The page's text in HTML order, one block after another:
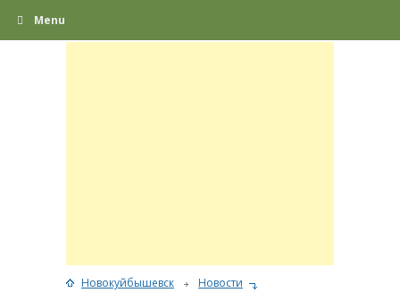
Menu
Новокуйбышевск Новости